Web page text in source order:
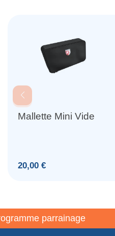
Mallette Mini Vide
Prix
20,00 €
parrainage